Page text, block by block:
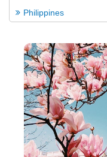
Philippines